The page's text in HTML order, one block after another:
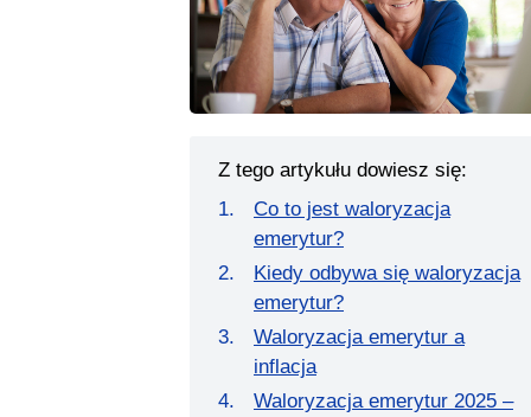
Z tego artykułu dowiesz się:
Co to jest waloryzacja
emerytur?
Kiedy odbywa się waloryzacja
emerytur?
Waloryzacja emerytur a
inflacja
Waloryzacja emerytur 2025 –